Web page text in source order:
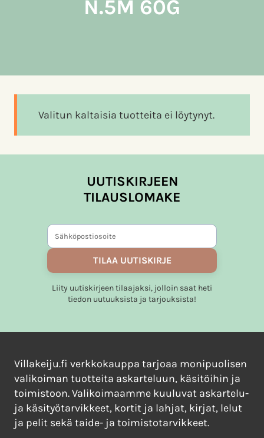
N.5M 60G
Valitun kaltaisia tuotteita ei löytynyt.
UUTISKIRJEEN
TILAUSLOMAKE
TILAA UUTISKIRJE
Liity uutiskirjeen tilaajaksi, jolloin saat heti
tiedon uutuuksista ja tarjouksista!
Villakeiju.fi verkkokauppa tarjoaa monipuolisen
valikoiman tuotteita askarteluun, käsitöihin ja
toimistoon. Valikoimaamme kuuluvat askartelu-
ja käsityötarvikkeet, kortit ja lahjat, kirjat, lelut
ja pelit sekä taide- ja toimistotarvikkeet.